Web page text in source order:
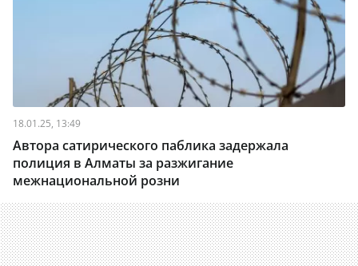
18.01.25, 13:49
Автора сатирического паблика задержала
полиция в Алматы за разжигание
межнациональной розни